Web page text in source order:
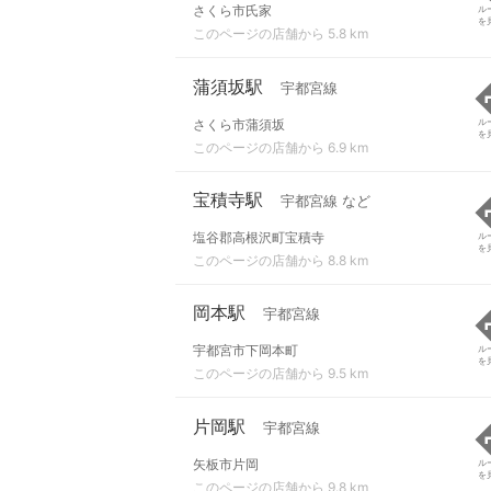
さくら市氏家
このページの店舗から 5.8 km
ル
を
蒲須坂駅 宇都宮線
さくら市蒲須坂
このページの店舗から 6.9 km
ル
を
宝積寺駅 宇都宮線 など
塩谷郡高根沢町宝積寺
このページの店舗から 8.8 km
ル
を
岡本駅 宇都宮線
宇都宮市下岡本町
このページの店舗から 9.5 km
ル
を
片岡駅 宇都宮線
矢板市片岡
このページの店舗から 9.8 km
ル
を